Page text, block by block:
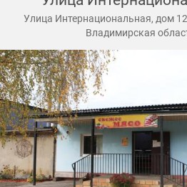
Улица Интернациональная, дом
Владимирская